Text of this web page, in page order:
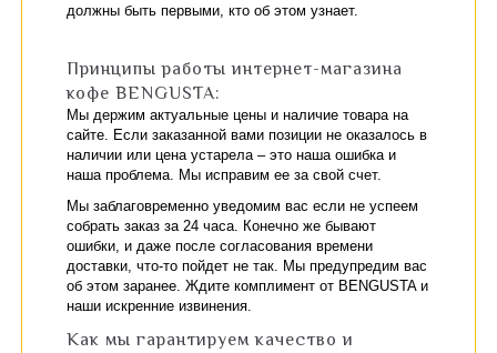
должны быть первыми, кто об этом узнает.
Принципы работы интернет-магазина
кофе BENGUSTA:
Мы держим актуальные цены и наличие товара на
сайте. Если заказанной вами позиции не оказалось в
наличии или цена устарела – это наша ошибка и
наша проблема. Мы исправим ее за свой счет.
Мы заблаговременно уведомим вас если не успеем
собрать заказ за 24 часа. Конечно же бывают
ошибки, и даже после согласования времени
доставки, что-то пойдет не так. Мы предупредим вас
об этом заранее. Ждите комплимент от BENGUSTA и
наши искренние извинения.
Как мы гарантируем качество и